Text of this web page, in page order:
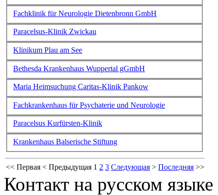
Fachklinik für Neurologie Dietenbronn GmbH
Paracelsus-Klinik Zwickau
Klinikum Plau am See
Bethesda Krankenhaus Wuppertal gGmbH
Maria Heimsuchung Caritas-Klinik Pankow
Fachkrankenhaus für Psychaterie und Neurologie
Paracelsus Kurfürsten-Klinik
Krankenhaus Balserische Stiftung
<< Первая < Предыдущая 1 2 3 Следующая > Последняя >>
Контакт на русском